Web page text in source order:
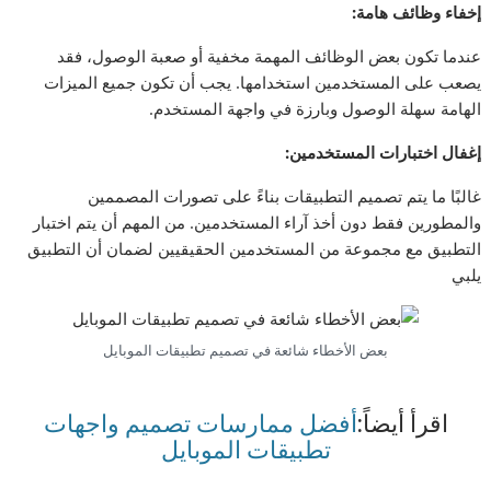
إخفاء وظائف هامة:
عندما تكون بعض الوظائف المهمة مخفية أو صعبة الوصول، فقد
يصعب على المستخدمين استخدامها. يجب أن تكون جميع الميزات
الهامة سهلة الوصول وبارزة في واجهة المستخدم.
إغفال اختبارات المستخدمين:
غالبًا ما يتم تصميم التطبيقات بناءً على تصورات المصممين
والمطورين فقط دون أخذ آراء المستخدمين. من المهم أن يتم اختبار
التطبيق مع مجموعة من المستخدمين الحقيقيين لضمان أن التطبيق
يلبي
بعض الأخطاء شائعة في تصميم تطبيقات الموبايل
اقرأ أيضاً:أفضل ممارسات تصميم واجهات
تطبيقات الموبايل